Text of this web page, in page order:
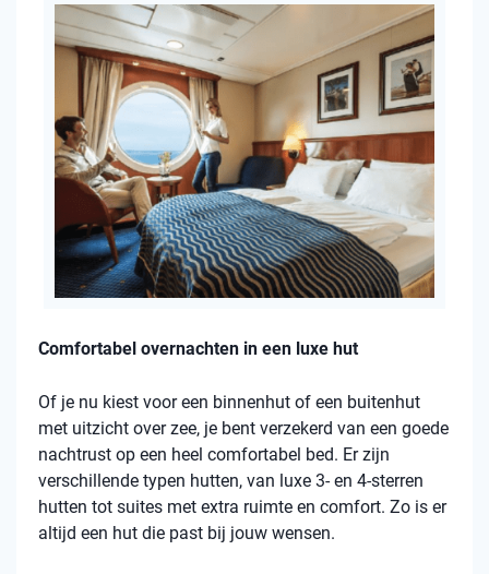
Comfortabel overnachten in een luxe hut
Of je nu kiest voor een binnenhut of een buitenhut
met uitzicht over zee, je bent verzekerd van een goede
nachtrust op een heel comfortabel bed. Er zijn
verschillende typen hutten, van luxe 3- en 4-sterren
hutten tot suites met extra ruimte en comfort. Zo is er
altijd een hut die past bij jouw wensen.